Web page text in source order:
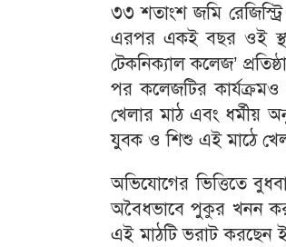
৩৩ শতাংশ জমি
এরপর একই বছর ওই
টেকনিক্যাল কলেজ’
পর কলেজটির কার্যক্রমও
খেলার মাঠ এবং ধর্মীয়
যুবক ও শিশু এই মাঠে
অভিযোগের ভিত্তিতে
অবৈধভাবে পুকুর খনন
এই মাঠটি ভরাট করছেন